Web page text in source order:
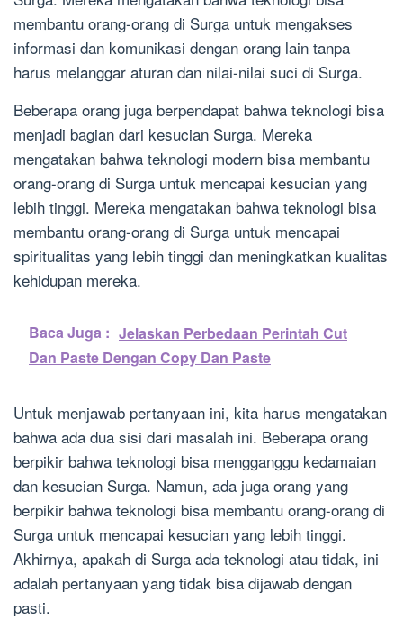
membantu orang-orang di Surga untuk mengakses
informasi dan komunikasi dengan orang lain tanpa
harus melanggar aturan dan nilai-nilai suci di Surga.
Beberapa orang juga berpendapat bahwa teknologi bisa
menjadi bagian dari kesucian Surga. Mereka
mengatakan bahwa teknologi modern bisa membantu
orang-orang di Surga untuk mencapai kesucian yang
lebih tinggi. Mereka mengatakan bahwa teknologi bisa
membantu orang-orang di Surga untuk mencapai
spiritualitas yang lebih tinggi dan meningkatkan kualitas
kehidupan mereka.
Baca Juga : Jelaskan Perbedaan Perintah Cut
Dan Paste Dengan Copy Dan Paste
Untuk menjawab pertanyaan ini, kita harus mengatakan
bahwa ada dua sisi dari masalah ini. Beberapa orang
berpikir bahwa teknologi bisa mengganggu kedamaian
dan kesucian Surga. Namun, ada juga orang yang
berpikir bahwa teknologi bisa membantu orang-orang di
Surga untuk mencapai kesucian yang lebih tinggi.
Akhirnya, apakah di Surga ada teknologi atau tidak, ini
adalah pertanyaan yang tidak bisa dijawab dengan
pasti.